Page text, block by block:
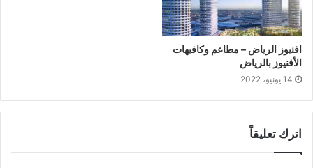
افنيوز الرياض – مطاعم وكافيهات
الأفنيوز بالرياض
14 يونيو، 2022
اترك تعليقاً